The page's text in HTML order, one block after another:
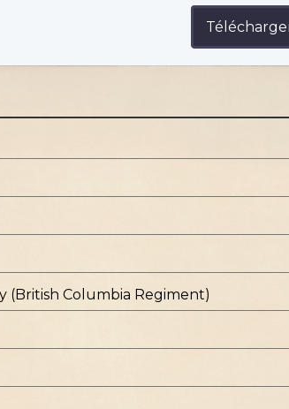
(British Columbia Regiment)